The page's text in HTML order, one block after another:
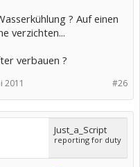
? Auf einen
verzichten...
verbauen ?
#26
2011
Just_a_Script
reporting for duty